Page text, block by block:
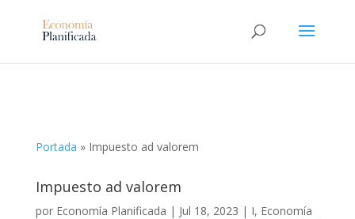
Portada » Impuesto ad valorem
Impuesto ad valorem
por Economía Planificada | Jul 18, 2023 | I, Economía